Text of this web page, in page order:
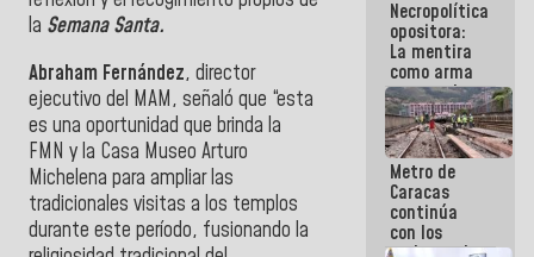
la Semana Santa.
Abraham Fernández, director
ejecutivo del MAM, señaló que “esta
es una oportunidad que brinda la
FMN y la Casa Museo Arturo
Michelena para ampliar las
tradicionales visitas a los templos
durante este período, fusionando la
en La Guaira
Necropolítica
opositora:
La mentira
como arma
contra el
Pueblo
Metro de
Caracas
continúa
con los